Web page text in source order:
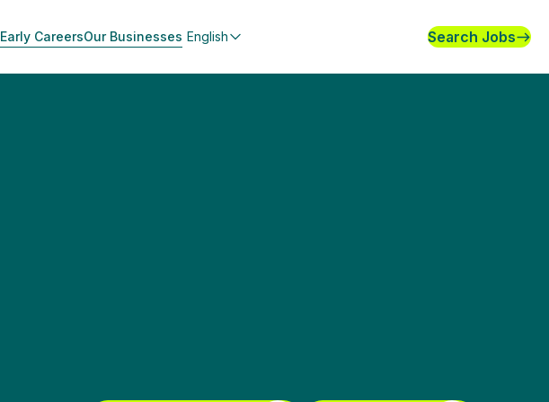
Early CareersOur Businesses English Search Jobs